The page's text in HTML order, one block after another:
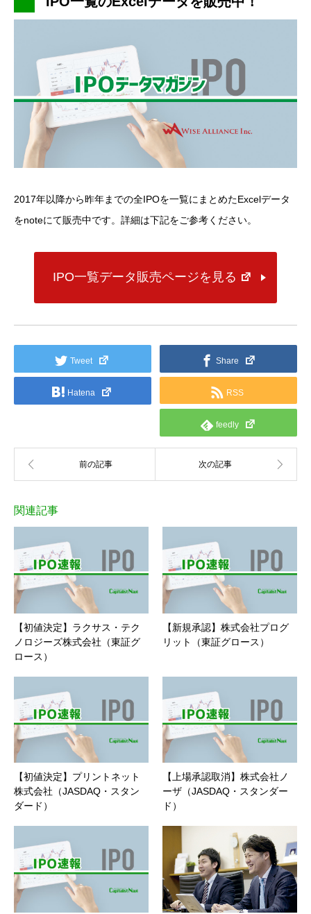
2017年以降から昨年までの全IPOを一覧にまとめたExcelデータ
をnoteにて販売中です。詳細は下記をご参考ください。
IPO一覧データ販売ページを見る
Tweet Share
Hatena RSS
feedly
関連記事
【初値決定】ラクサス・テク
ノロジーズ株式会社（東証グ
ロース）
【新規承認】株式会社プログ
リット（東証グロース）
【初値決定】プリントネット
株式会社（JASDAQ・スタン
ダード）
【上場承認取消】株式会社ノ
ーザ（JASDAQ・スタンダー
ド）